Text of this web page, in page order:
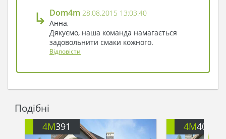
↳ Dom4m 28.08.2015 13:03:40
Анна,
Дякуємо, наша команда намагається
задовольнити смаки кожного.
Відповісти
Подібні
4M391 4M401